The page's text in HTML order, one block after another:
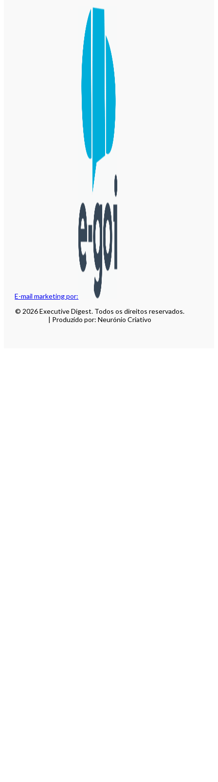
E-mail marketing por:
© 2026 Executive Digest. Todos os direitos reservados.
| Produzido por: Neurónio Criativo